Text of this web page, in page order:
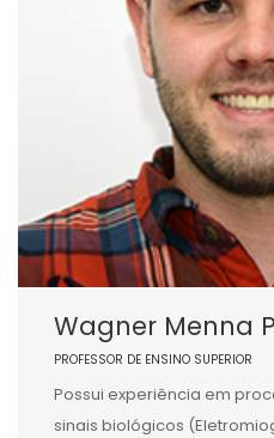
Wagner Menna
PROFESSOR DE ENSINO SUPERIOR
Possui experiência em
sinais biológicos